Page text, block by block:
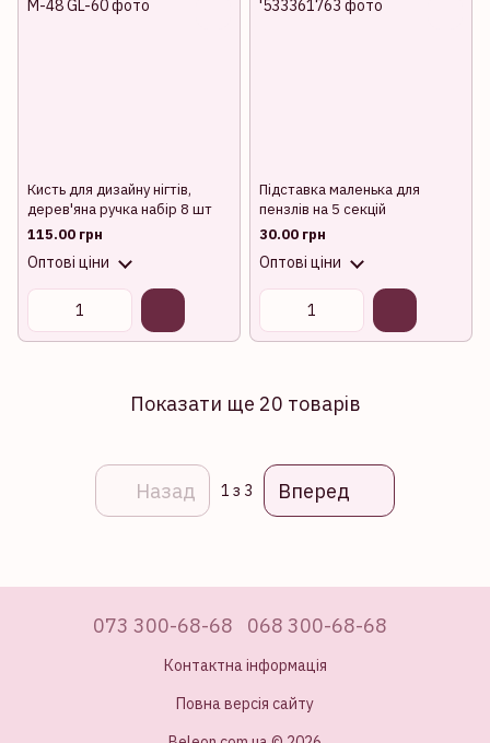
Кисть для дизайну нігтів,
дерев'яна ручка набір 8 шт
115.00 грн
Оптові ціни
Підставка маленька для
пензлів на 5 секцій
30.00 грн
Оптові ціни
Показати ще 20 товарів
Назад 1 з 3 Вперед
073 300-68-68 068 300-68-68
Контактна інформація
Повна версія сайту